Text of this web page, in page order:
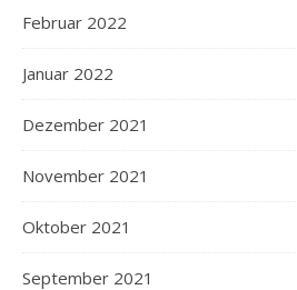
Februar 2022
Januar 2022
Dezember 2021
November 2021
Oktober 2021
September 2021